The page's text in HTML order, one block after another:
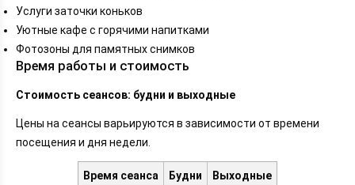
Услуги заточки коньков
Уютные кафе с горячими напитками
Фотозоны для памятных снимков
Время работы и стоимость
Стоимость сеансов: будни и выходные
Цены на сеансы варьируются в зависимости от времени
посещения и дня недели.
Время сеанса Будни Выходные